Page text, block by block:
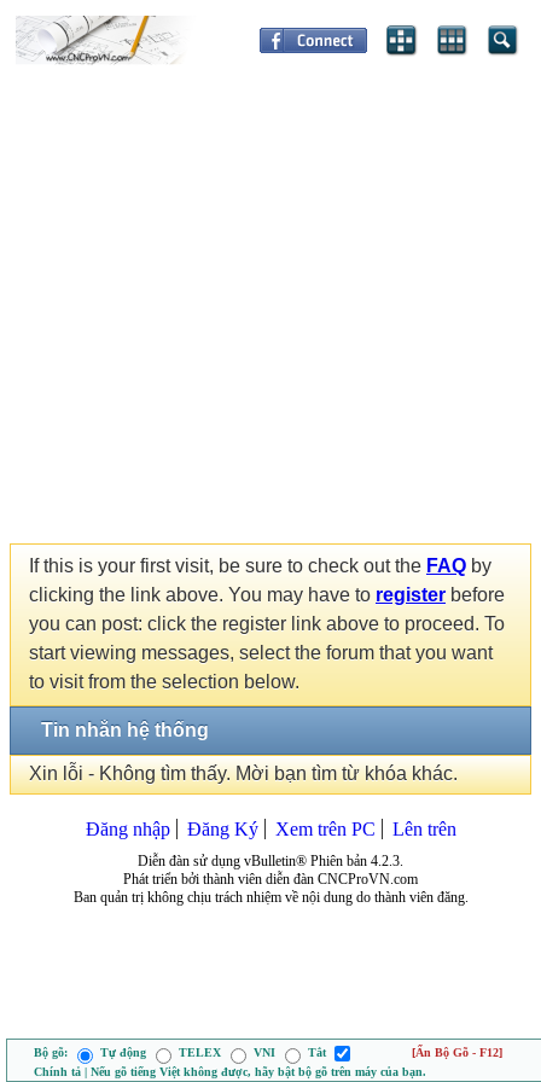
If this is your first visit, be sure to check out the FAQ by
clicking the link above. You may have to register before
you can post: click the register link above to proceed. To
start viewing messages, select the forum that you want
to visit from the selection below.
Tin nhắn hệ thống
Xin lỗi - Không tìm thấy. Mời bạn tìm từ khóa khác.
Đăng nhập Đăng Ký Xem trên PC Lên trên
Diễn đàn sử dụng vBulletin® Phiên bản 4.2.3.
Phát triển bởi thành viên diễn đàn CNCProVN.com
Ban quản trị không chịu trách nhiệm về nội dung do thành viên đăng.
Bộ gõ: Tự động TELEX VNI Tắt
[Ẩn Bộ Gõ - F12]
Chính tả | Nếu gõ tiếng Việt không được, hãy bật bộ gõ trên máy của bạn.